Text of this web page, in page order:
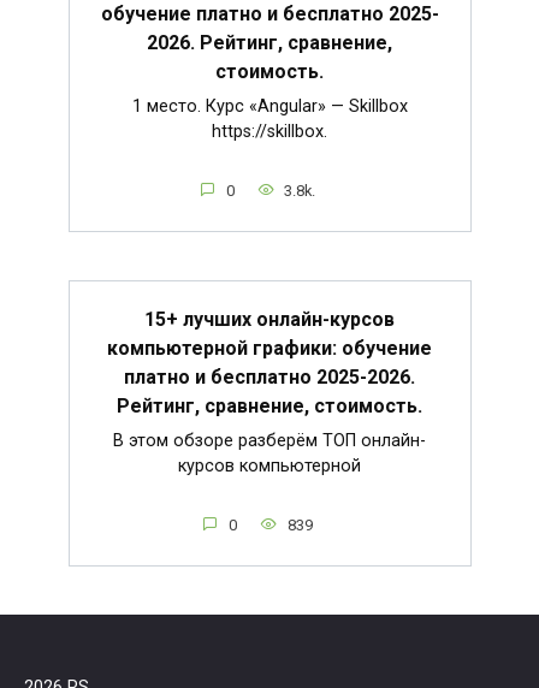
обучение платно и бесплатно 2025-
2026. Рейтинг, сравнение,
стоимость.
1 место. Курс «Angular» — Skillbox
https://skillbox.
0 3.8k.
15+ лучших онлайн-курсов
компьютерной графики: обучение
платно и бесплатно 2025-2026.
Рейтинг, сравнение, стоимость.
В этом обзоре разберём ТОП онлайн-
курсов компьютерной
0 839